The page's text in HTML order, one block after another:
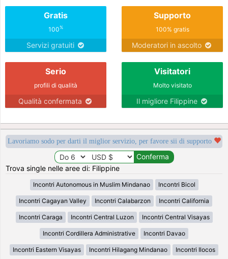
Gratis
100%
Servizi gratuiti
Supporto
100% gratis
Moderatori in ascolto
Serio
profili di qualità
Qualità confermata
Visitatori
Molto visitato
Il migliore Filippine
Lavoriamo sodo per darti il miglior servizio, per favore sii di supporto
Trova single nelle aree di: Filippine
Incontri Autonomous in Muslim Mindanao Incontri Bicol
Incontri Cagayan Valley Incontri Calabarzon Incontri California
Incontri Caraga Incontri Central Luzon Incontri Central Visayas
Incontri Cordillera Administrative Incontri Davao
Incontri Eastern Visayas Incontri Hilagang Mindanao Incontri Ilocos